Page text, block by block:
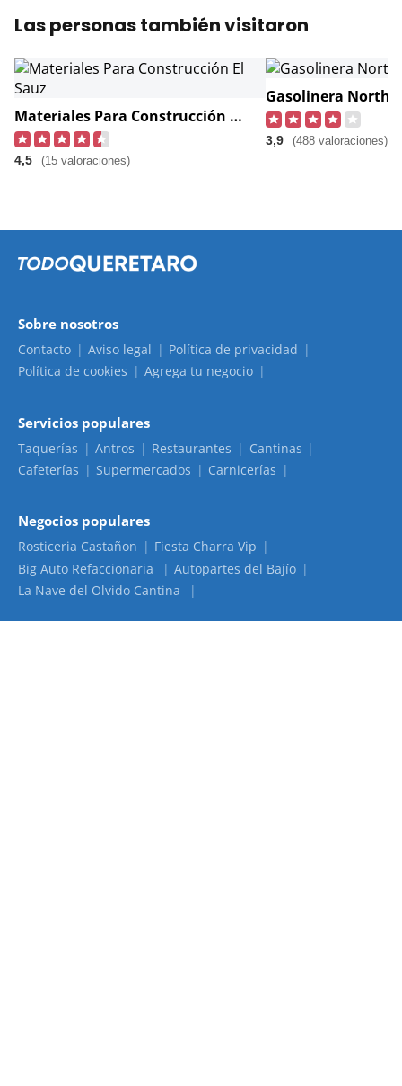
Las personas también visitaron
Materiales Para Construcción El Sauz
4,5 (15 valoraciones)
Gasolinera
3,9 (488 valoraciones)
Sobre nosotros
Contacto Aviso legal
Política de privacidad
Política de cookies
Agrega tu negocio
Servicios populares
Taquerías Antros Restaurantes
Cantinas
Cafeterías
Supermercados Carnicerías
Negocios populares
Rosticeria Castañon
Fiesta Charra Vip
Big Auto Refaccionaria
Autopartes del Bajío
La Nave del Olvido Cantina